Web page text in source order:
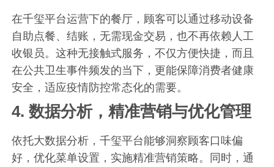
在千玺平台运营下的餐厅，顾客可以通过移动设备
自助点餐、结账，无需现金交易，也不再依赖人工
收银员。这种无接触式服务，不仅方便快捷，而且
在公共卫生事件频发的当下，更能保障消费者健康
安全，适应疫情防控常态化的需要。
4.数据分析，精准营销与优化管理
依托大数据分析，千玺平台能够洞察顾客口味偏
好，优化菜单设置，实施精准营销策略。同时，通